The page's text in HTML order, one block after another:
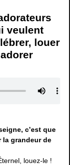
veulent
louer
c’est que
la grandeur de
louez-le !